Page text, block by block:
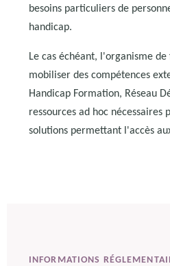
besoins particuliers de
handicap.
Le cas échéant, l'organisme
mobiliser des compétences
Handicap Formation, Réseau
ressources ad hoc nécessaires
solutions permettant l'accès
INFORMATIONS